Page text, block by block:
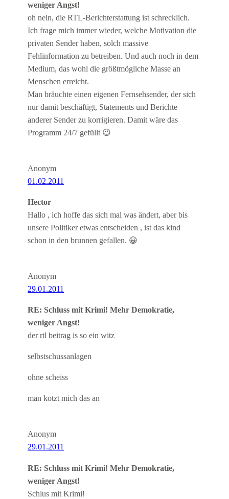
weniger Angst!
oh nein, die RTL-Berichterstattung ist schrecklich.
Ich frage mich immer wieder, welche Motivation die
privaten Sender haben, solch massive
Fehlinformation zu betreiben. Und auch noch in dem
Medium, das wohl die größtmögliche Masse an
Menschen erreicht.
Man bräuchte einen eigenen Fernsehsender, der sich
nur damit beschäftigt, Statements und Berichte
anderer Sender zu korrigieren. Damit wäre das
Programm 24/7 gefüllt 😉
Anonym
01.02.2011
Hector
Hallo , ich hoffe das sich mal was ändert, aber bis
unsere Politiker etwas entscheiden , ist das kind
schon in den brunnen gefallen. 😀
Anonym
29.01.2011
RE: Schluss mit Krimi! Mehr Demokratie,
weniger Angst!
der rtl beitrag is so ein witz
selbstschussanlagen
ohne scheiss
man kotzt mich das an
Anonym
29.01.2011
RE: Schluss mit Krimi! Mehr Demokratie,
weniger Angst!
Schlus mit Krimi!